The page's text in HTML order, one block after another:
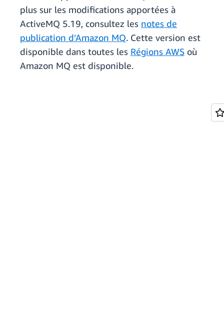
plus sur les modifications apportées à
ActiveMQ 5.19, consultez les notes de
publication d’Amazon MQ. Cette version est
disponible dans toutes les Régions AWS où
Amazon MQ est disponible.